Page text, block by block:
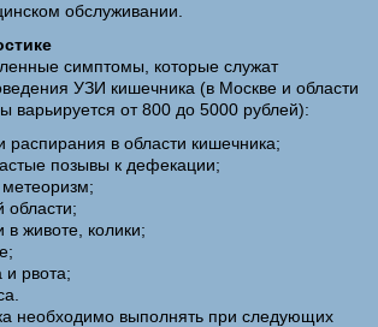
обслуживании.
симптомы, которые служат
УЗИ кишечника (в Москве и области
варьируется от 800 до 5000 рублей):
в области кишечника;
позывы к дефекации;
метеоризм;
области;
животе, колики;
и рвота;
необходимо выполнять при следующих